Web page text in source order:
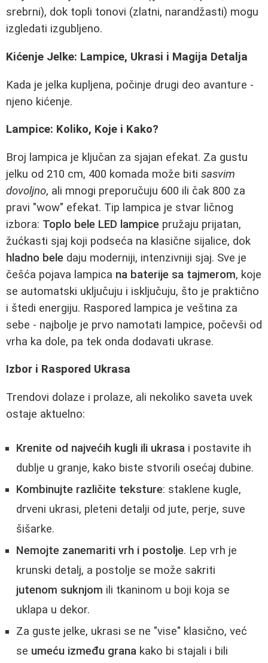
srebrni), dok topli tonovi (zlatni, narandžasti) mogu
izgledati izgubljeno.
Kićenje Jelke: Lampice, Ukrasi i Magija Detalja
Kada je jelka kupljena, počinje drugi deo avanture -
njeno kićenje.
Lampice: Koliko, Koje i Kako?
Broj lampica je ključan za sjajan efekat. Za gustu
jelku od 210 cm, 400 komada može biti sasvim
dovoljno, ali mnogi preporučuju 600 ili čak 800 za
pravi "wow" efekat. Tip lampica je stvar ličnog
izbora: Toplo bele LED lampice pružaju prijatan,
žućkasti sjaj koji podseća na klasične sijalice, dok
hladno bele daju moderniji, intenzivniji sjaj. Sve je
češća pojava lampica na baterije sa tajmerom, koje
se automatski uključuju i isključuju, što je praktično
i štedi energiju. Raspored lampica je veština za
sebe - najbolje je prvo namotati lampice, počevši od
vrha ka dole, pa tek onda dodavati ukrase.
Izbor i Raspored Ukrasa
Trendovi dolaze i prolaze, ali nekoliko saveta uvek
ostaje aktuelno:
Krenite od najvećih kugli ili ukrasa i postavite ih
dublje u granje, kako biste stvorili osećaj dubine.
Kombinujte različite teksture: staklene kugle,
drveni ukrasi, pleteni detalji od jute, perje, suve
šišarke.
Nemojte zanemariti vrh i postolje. Lep vrh je
krunski detalj, a postolje se može sakriti
jutenom suknjom ili tkaninom u boji koja se
uklapa u dekor.
Za guste jelke, ukrasi se ne "vise" klasično, već
se umeću između grana kako bi stajali i bili